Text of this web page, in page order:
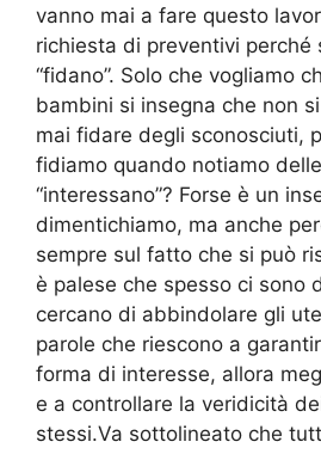
vanno mai a fare questo
richiesta di preventivi perché
“fidano”. Solo che vogliamo
bambini si insegna che non
mai fidare degli sconosciuti,
fidiamo quando notiamo
“interessano”? Forse è un
dimentichiamo, ma anche
sempre sul fatto che si può
è palese che spesso ci sono
cercano di abbindolare gli
parole che riescono a
forma di interesse, allora
e a controllare la veridicità
stessi.Va sottolineato che